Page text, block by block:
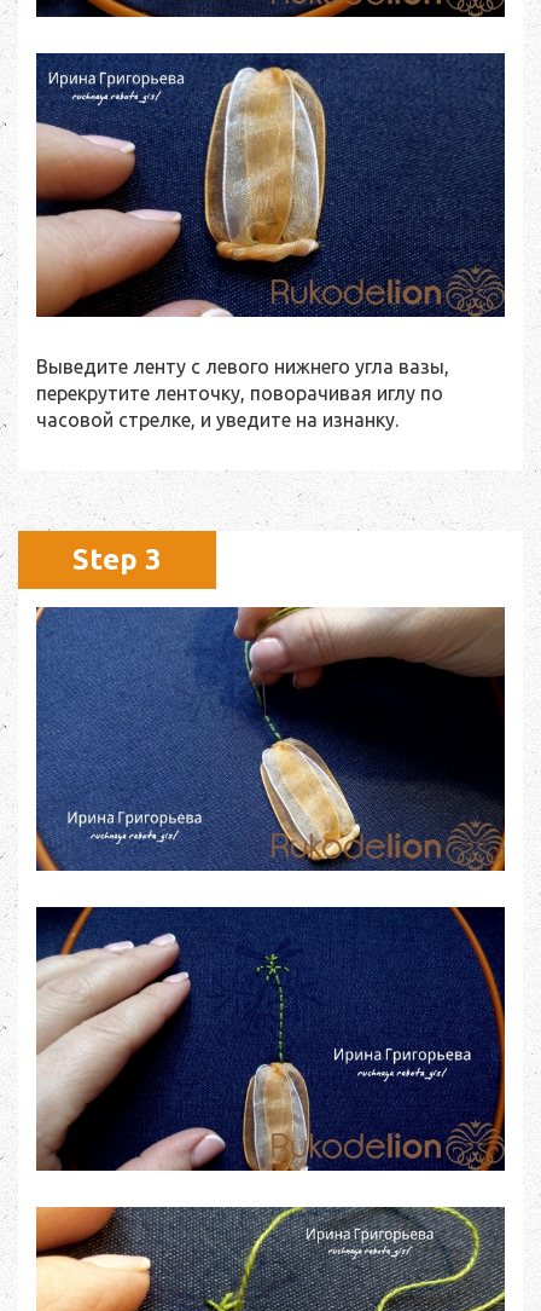
Выведите ленту с левого нижнего угла вазы,
перекрутите ленточку, поворачивая иглу по
часовой стрелке, и уведите на изнанку.
Step 3